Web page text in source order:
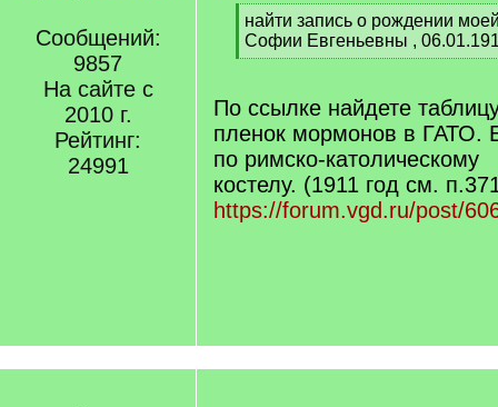
Сообщений:
9857
На сайте с
2010 г.
Рейтинг:
24991
[
q
]
найти запись о рождении
Софии Евгеньевны ,
[
q
По ссылке найдете
пленок мормонов в ГАТО.
по римско-католическому
костелу. (1911 год см.
https://forum.vgd.ru/post/